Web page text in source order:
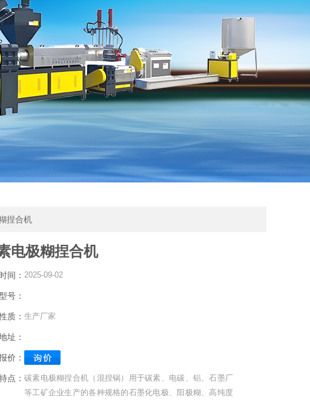
捏合机
电极糊捏合机
间： 2025-09-02
号：
质： 生产厂家
址：
价：
点： 碳素电极糊捏合机（混捏锅）用于碳素、电碳、铝、石墨厂
等工矿企业生产的各种规格的石墨化电极、阳极糊、高纯度